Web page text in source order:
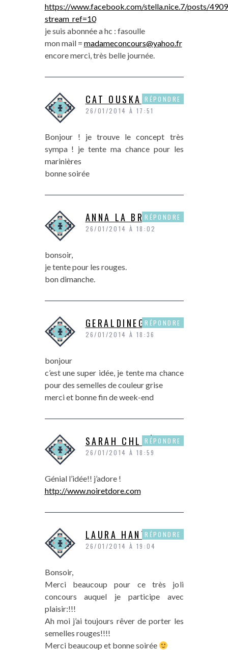
https://www.facebook.com/stella.nice.7/posts/
stream_ref=10
je suis abonnée a hc : fasoulle
mon mail = madameconcours@yahoo.fr
encore merci, très belle journée.
CAT OUSKA
26/01/2014 À 17:51
Bonjour ! je trouve le concept très
sympa ! je tente ma chance pour les
marinières
bonne soirée
RÉPONDRE
ANNA LA BRETONNE
26/01/2014 À 18:02
bonsoir,
je tente pour les rouges.
bon dimanche.
RÉPONDRE
GERALDINEGAUTIER
26/01/2014 À 18:36
bonjour
c’est une super idée, je tente ma chance
pour des semelles de couleur grise
merci et bonne fin de week-end
RÉPONDRE
SARAH CHLOÉ
26/01/2014 À 18:59
Génial l’idée!! j’adore !
http://www.noiretdore.com
RÉPONDRE
LAURA HANTZ
26/01/2014 À 19:04
Bonsoir,
Merci beaucoup pour ce très joli
concours auquel je participe avec
plaisir:!!!
Ah moi j’ai toujours rêver de porter les
semelles rouges!!!!
Merci beaucoup et bonne soirée
RÉPONDRE